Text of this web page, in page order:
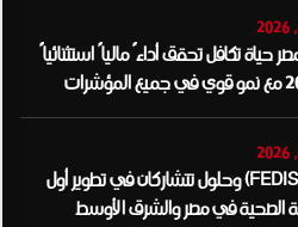
تكافل تحقق أداءً مالياً استثنائياً
خلال عام 2025 مع نمو قوي في جميع المؤشرات
فيكسد مصر (FEDIS) وحلول تتشاركان في تطوير أول
الصحية في مصر والشرق الأوسط